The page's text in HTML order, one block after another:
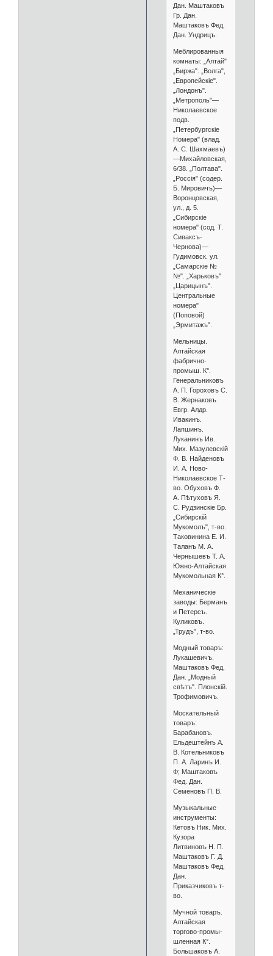
Дан. Маштаковъ
Гр. Дан.
Маштаковъ Фед.
Дан. Ундрицъ.
Меблированныя
комнаты: „Алтай"
„Биржа". „Волга",
„Европейскіе".
„Лондонъ".
„Метрополь"—
Николаевское
подв.
„Петербургскіе
Номера" (влад.
А. С. Шахмаевъ)
—Михайловская,
6/38. „Полтава".
„Россія" (содер.
Б. Мировичъ)—
Воронцовская,
ул., д. 5.
„Сибирскіе
номера" (сод. Т.
Сиваксъ-
Чернова)—
Гудимовск. ул.
„Самарскіе №
№". „Харьковъ"
„Царицынъ".
Центральные
номера"
(Поповой)
„Эрмитажъ".
Мельницы.
Алтайская
фабрично-
промыш. К°.
Генеральниковъ
А. П. Гороховъ С.
В. Жернаковъ
Евгр. Алдр.
Ивакинъ.
Лапшинъ.
Луканинъ Ив.
Мих. Мазулевскій
Ф. В. Найденовъ
И. А. Ново-
Николаевское Т-
во. Обуховъ Ф.
А. Пѣтуховъ Я.
С. Рудзинскіе Бр.
„Сибирскій
Мукомолъ", т-во.
Таковинина Е. И.
Таланъ М. А.
Чернышевъ Т. А.
Южно-Алтайская
Мукомольная К°.
Механическіе
заводы: Берманъ
и Петерсъ.
Куликовъ.
„Трудъ", т-во.
Модный товаръ:
Лукашевичъ.
Маштаковъ Фед.
Дан. „Модный
свѣтъ". Плонскій.
Трофимовичъ.
Москательный
товаръ:
Барабановъ.
Ельдештейнъ А.
В. Котельниковъ
П. А. Ларинъ И.
Ф; Маштаковъ
Фед. Дан.
Семеновъ П. В.
Музыкальные
инструменты:
Кетовъ Ник. Мих.
Кузора
Литвиновъ Н. П.
Маштаковъ Г. Д.
Маштаковъ Фед.
Дан.
Приказчиковъ т-
во.
Мучной товаръ.
Алтайская
торгово-промы-
шленная К°.
Большаковъ А.